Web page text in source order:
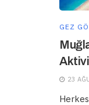
GEZ
23